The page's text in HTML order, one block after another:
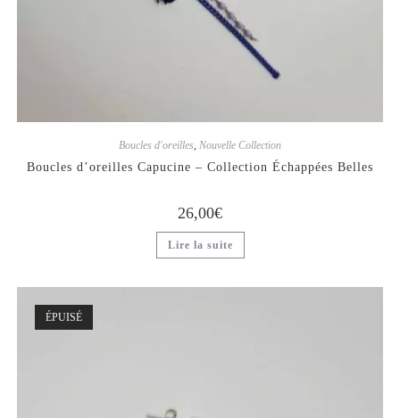
Boucles d'oreilles Nouvelle Collection
Boucles d’oreilles Capucine – Collection Échappées Belles
26,00€
Lire la suite
ÉPUISÉ